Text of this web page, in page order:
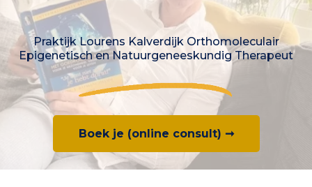
Praktijk Lourens Kalverdijk Orthomoleculair
Epigenetisch en Natuurgeneeskundig Therapeut
Boek je (online consult) ➞